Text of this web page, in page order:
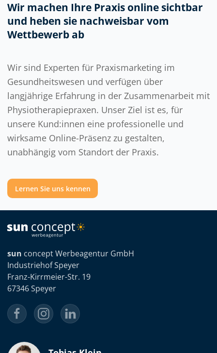
Wir machen Ihre Praxis online sichtbar
und heben sie nachweisbar vom
Wettbewerb ab
Wir sind Experten für Praxismarketing im
Gesundheitswesen und verfügen über
langjährige Erfahrung in der Zusammenarbeit mit
Physiotherapiepraxen. Unser Ziel ist es, für
unsere Kund:innen eine professionelle und
wirksame Online-Präsenz zu gestalten,
unabhängig vom Standort der Praxis.
Lernen Sie uns kennen
sun concept Werbeagentur GmbH
Industriehof Speyer
Franz-Kirrmeier-Str. 19
67346 Speyer